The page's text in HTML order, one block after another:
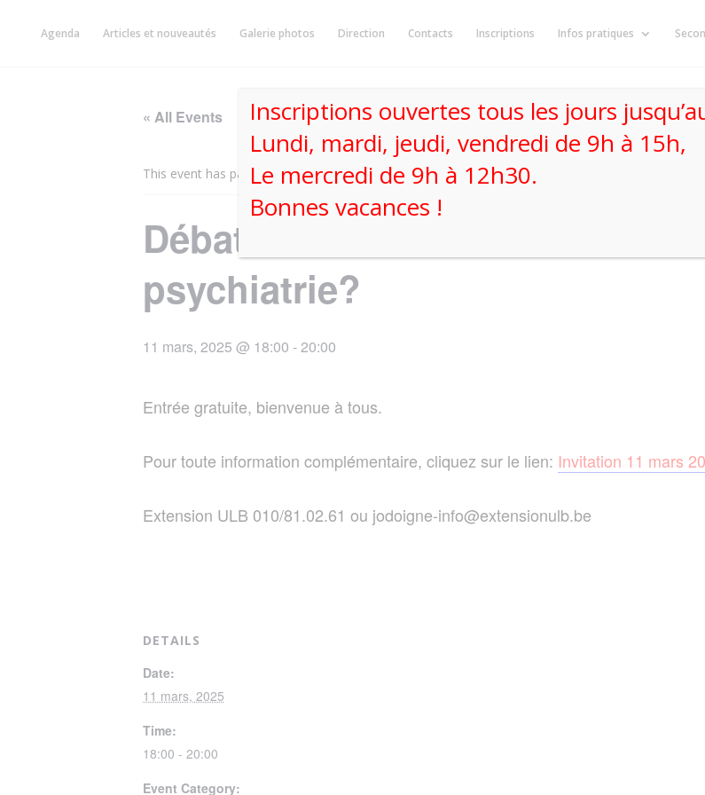
contentAgenda Articles et nouveautés Galerie photos Direction Contacts Inscriptions Infos pratiques
« All Events
This event has passed.
Débat conférence: Que
psychiatrie?
11 mars, 2025 @ 18:00 -20:00
Entrée gratuite, bienvenue à tous.
Pour toute information complémentaire, cliquez sur le lien: Invitation 11 mars
Extension ULB 010/81.02.61 ou jodoigne-info@extensionulb.be
DETAILS
Date:
11 mars, 2025
Time:
18:00 - 20:00
Event Category:
Inscriptions ouvertes tous les jours
Lundi, mardi, jeudi, vendredi de 9h à 15h,
Le mercredi de 9h à 12h30.
Bonnes vacances !